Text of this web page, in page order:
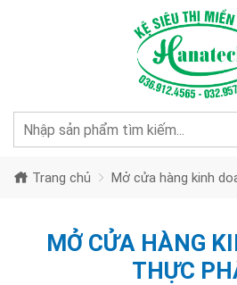
Trang chủ Mở cửa hàng kinh
MỞ CỬA HÀNG
THỰC